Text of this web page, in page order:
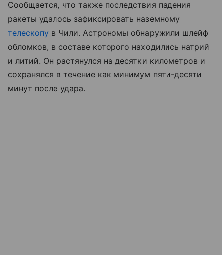
Сообщается, что также последствия падения
ракеты удалось зафиксировать наземному
телескопу в Чили. Астрономы обнаружили шлейф
обломков, в составе которого находились натрий
и литий. Он растянулся на десятки километров и
сохранялся в течение как минимум пяти-десяти
минут после удара.